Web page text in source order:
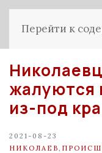
Перейти к
жалуются
из-под
2021-08-23
НИКОЛАЕВ